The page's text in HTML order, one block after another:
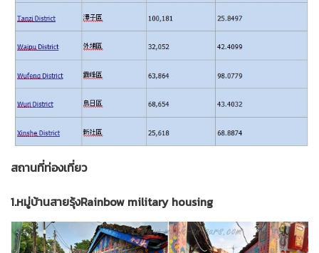
สถานที่ท่องเที่ยว
1.หมู่บ้านสายรุ้งRainbow military housing